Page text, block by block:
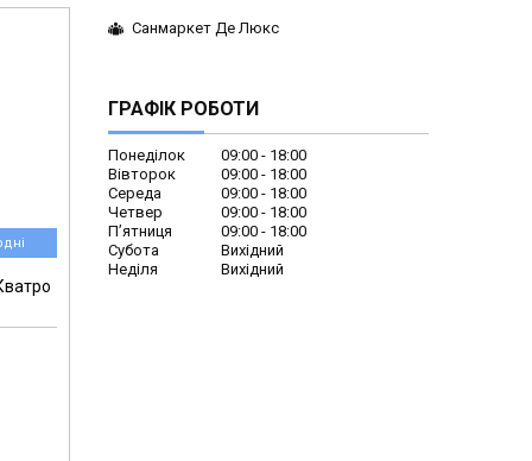
Санмаркет Де Люкс
ГРАФІК РОБОТИ
Понеділок 09:00
18:00
Вівторок
09:00
18:00
Середа
09:00
18:00
Четвер
09:00
18:00
Пʼятниця
09:00
18:00
Субота
Вихідний
Неділя
Вихідний